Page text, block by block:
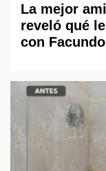
La mejor
reveló qué
con